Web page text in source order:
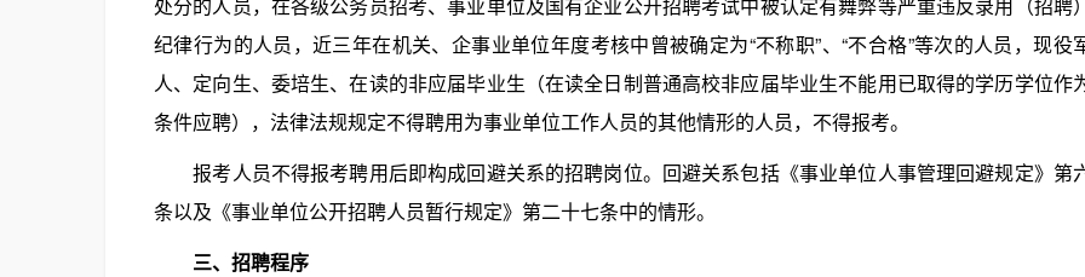
纪律行为的人员，近三年在机关、企事业单位年度考核中曾被确定为“不称职”、“不合格”等次的人员，现役
人、定向生、委培生、在读的非应届毕业生（在读全日制普通高校非应届毕业生不能用已取得的学历学位作
条件应聘），法律法规规定不得聘用为事业单位工作人员的其他情形的人员，不得报考。
报考人员不得报考聘用后即构成回避关系的招聘岗位。回避关系包括《事业单位人事管理回避规定》第
条以及《事业单位公开招聘人员暂行规定》第二十七条中的情形。
三、招聘程序